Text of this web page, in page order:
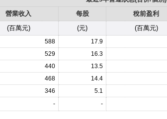
營業收入 每股 稅前盈利
(百萬元)
(元) (百萬元)
588 17.9
529 16.3
440 13.5
468 14.4
346 5.1
- -